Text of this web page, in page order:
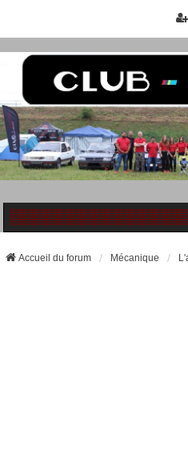
Accueil du forum Mécanique